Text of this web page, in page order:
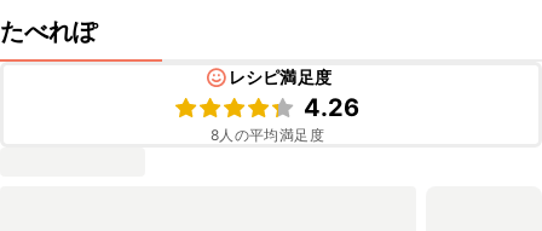
たべれぽ
レシピ満足度
4.26
8人の平均満足度